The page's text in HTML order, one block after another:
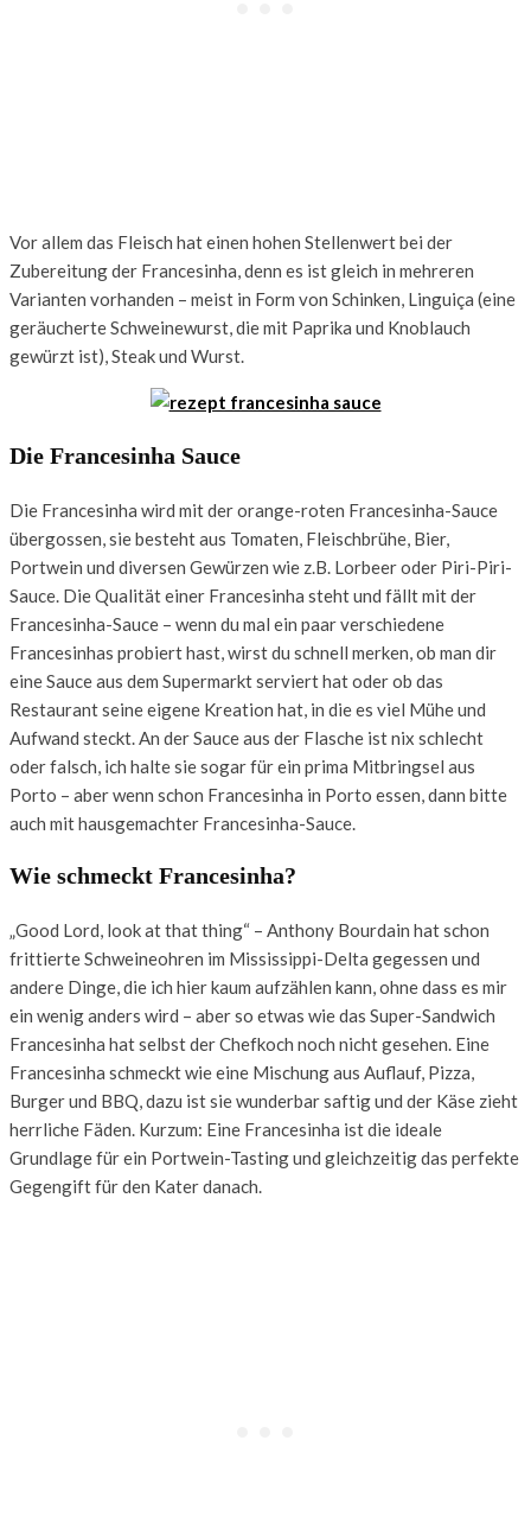
Vor allem das Fleisch hat einen hohen Stellenwert bei der
Zubereitung der Francesinha, denn es ist gleich in mehreren
Varianten vorhanden – meist in Form von Schinken, Linguiça (eine
geräucherte Schweinewurst, die mit Paprika und Knoblauch
gewürzt ist), Steak und Wurst.
Die Francesinha Sauce
Die Francesinha wird mit der orange-roten Francesinha-Sauce
übergossen, sie besteht aus Tomaten, Fleischbrühe, Bier,
Portwein und diversen Gewürzen wie z.B. Lorbeer oder Piri-Piri-
Sauce. Die Qualität einer Francesinha steht und fällt mit der
Francesinha-Sauce – wenn du mal ein paar verschiedene
Francesinhas probiert hast, wirst du schnell merken, ob man dir
eine Sauce aus dem Supermarkt serviert hat oder ob das
Restaurant seine eigene Kreation hat, in die es viel Mühe und
Aufwand steckt. An der Sauce aus der Flasche ist nix schlecht
oder falsch, ich halte sie sogar für ein prima Mitbringsel aus
Porto – aber wenn schon Francesinha in Porto essen, dann bitte
auch mit hausgemachter Francesinha-Sauce.
Wie schmeckt Francesinha?
„Good Lord, look at that thing“ – Anthony Bourdain hat schon
frittierte Schweineohren im Mississippi-Delta gegessen und
andere Dinge, die ich hier kaum aufzählen kann, ohne dass es mir
ein wenig anders wird – aber so etwas wie das Super-Sandwich
Francesinha hat selbst der Chefkoch noch nicht gesehen. Eine
Francesinha schmeckt wie eine Mischung aus Auflauf, Pizza,
Burger und BBQ, dazu ist sie wunderbar saftig und der Käse zieht
herrliche Fäden. Kurzum: Eine Francesinha ist die ideale
Grundlage für ein Portwein-Tasting und gleichzeitig das perfekte
Gegengift für den Kater danach.